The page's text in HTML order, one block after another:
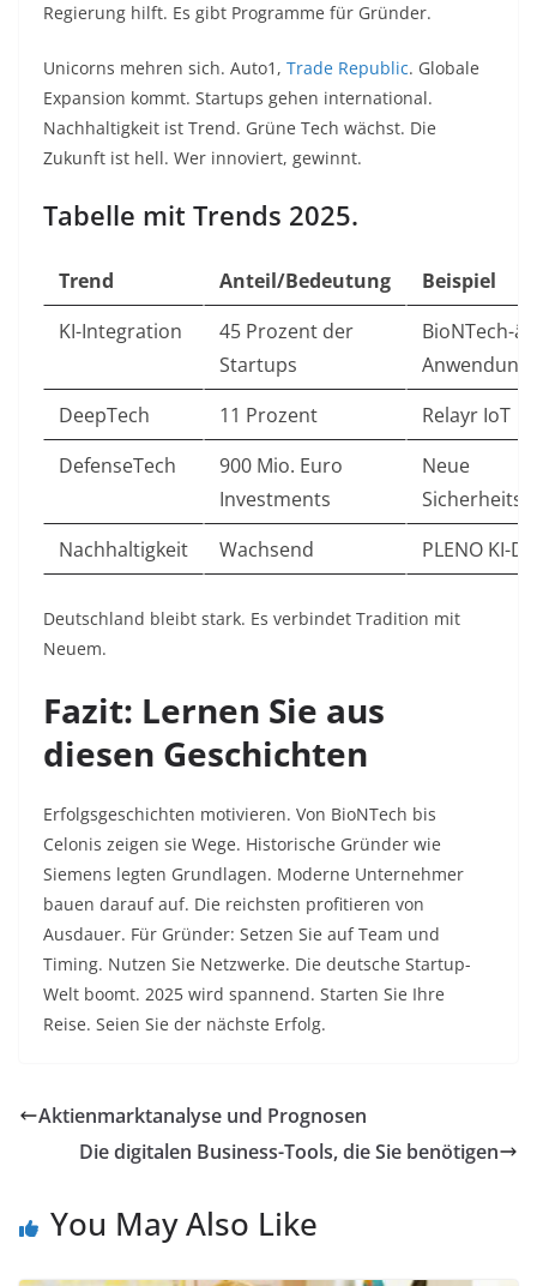
Regierung hilft. Es gibt Programme für Gründer.​
Unicorns mehren sich. Auto1, Trade Republic. Globale
Expansion kommt. Startups gehen international.
Nachhaltigkeit ist Trend. Grüne Tech wächst. Die
Zukunft ist hell. Wer innoviert, gewinnt.​
Tabelle mit Trends 2025.
Trend Anteil/Bedeutung
Beispiel
KI-Integration
45 Prozent der
Startups
BioNTech-
DeepTech
11 Prozent
Relayr IoT
DefenseTech
900 Mio. Euro
Investments
Neue
Nachhaltigkeit
Wachsend PLENO KI-
Deutschland bleibt stark. Es verbindet Tradition mit
Neuem.​
Fazit: Lernen Sie aus
diesen Geschichten
Erfolgsgeschichten motivieren. Von BioNTech bis
Celonis zeigen sie Wege. Historische Gründer wie
Siemens legten Grundlagen. Moderne Unternehmer
bauen darauf auf. Die reichsten profitieren von
Ausdauer. Für Gründer: Setzen Sie auf Team und
Timing. Nutzen Sie Netzwerke. Die deutsche Startup-
Welt boomt. 2025 wird spannend. Starten Sie Ihre
Reise. Seien Sie der nächste Erfolg.
Aktienmarktanalyse und Prognosen
Die digitalen Business-Tools, die Sie benötigen
You May Also Like